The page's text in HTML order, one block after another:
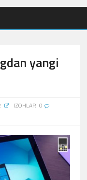
yangi
IZOHLAR: 0